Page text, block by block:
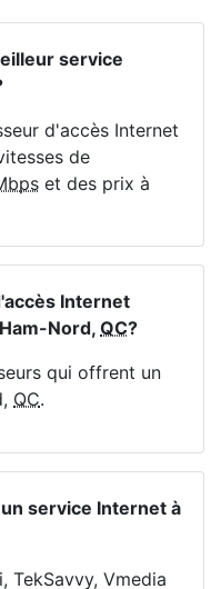
service
d'accès Internet
de
et des prix à
Internet
Nord, QC?
qui offrent un
QC.
service Internet à
TekSavvy, Vmedia